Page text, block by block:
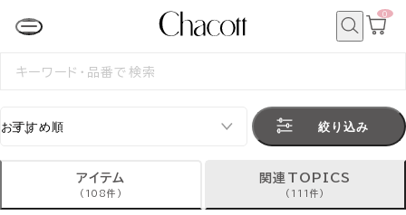
カ
0
検
絞り込み
アイテム
(108件)
関連TOPICS
(111件)